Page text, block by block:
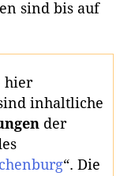
sind bis auf
hier
inhaltliche
der
“. Die